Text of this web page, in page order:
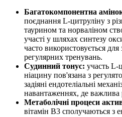
Багатокомпонентна
поєднання L-цитруліну з
таурином та норваліном
участі у шляхах синтезу
часто використовується для
регулярних тренувань.
Судинний тонус: участь L-
ніацину пов'язана з
задіяні ендотеліальні
навантаженнях, де важлива
Метаболічні процеси
вітамін B3 сполучаються з